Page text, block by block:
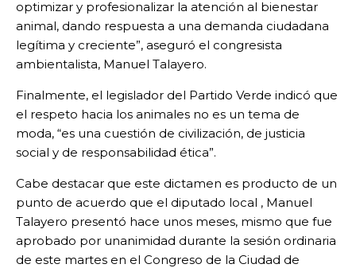
optimizar y profesionalizar la atención al bienestar
animal, dando respuesta a una demanda ciudadana
legítima y creciente”, aseguró el congresista
ambientalista, Manuel Talayero.
Finalmente, el legislador del Partido Verde indicó que
el respeto hacia los animales no es un tema de
moda, “es una cuestión de civilización, de justicia
social y de responsabilidad ética”.
Cabe destacar que este dictamen es producto de un
punto de acuerdo que el diputado local , Manuel
Talayero presentó hace unos meses, mismo que fue
aprobado por unanimidad durante la sesión ordinaria
de este martes en el Congreso de la Ciudad de